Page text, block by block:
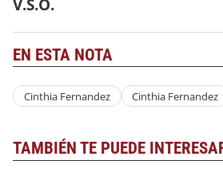
EN ESTA NOTA
Cinthia Fernandez Cinthia Fernandez
TAMBIÉN TE PUEDE